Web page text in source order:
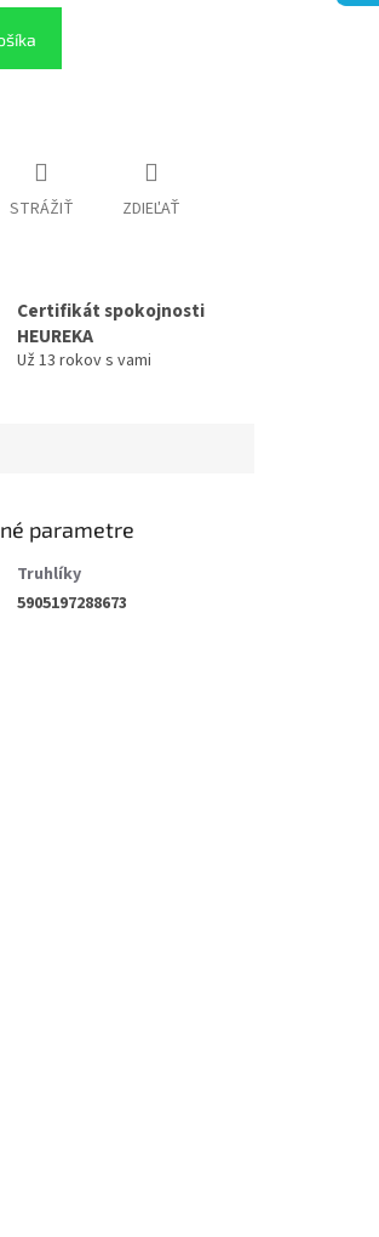
STRÁŽIŤ ZDIEĽAŤ
Certifikát spokojnosti
HEUREKA
Už 13 rokov s vami
parametre
Truhlíky
5905197288673